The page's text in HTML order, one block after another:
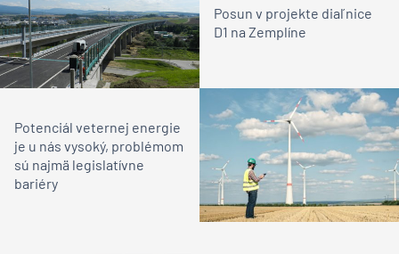
Posun v projekte diaľnice
D1 na Zemplíne
Potenciál veternej energie
je u nás vysoký, problémom
sú najmä legislatívne
bariéry